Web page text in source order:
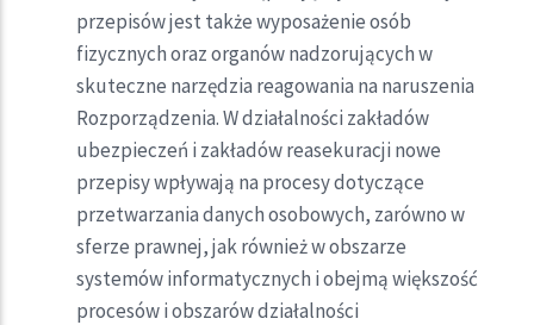
przepisów jest także wyposażenie osób
fizycznych oraz organów nadzorujących w
skuteczne narzędzia reagowania na naruszenia
Rozporządzenia. W działalności zakładów
ubezpieczeń i zakładów reasekuracji nowe
przepisy wpływają na procesy dotyczące
przetwarzania danych osobowych, zarówno w
sferze prawnej, jak również w obszarze
systemów informatycznych i obejmą większość
procesów i obszarów działalności